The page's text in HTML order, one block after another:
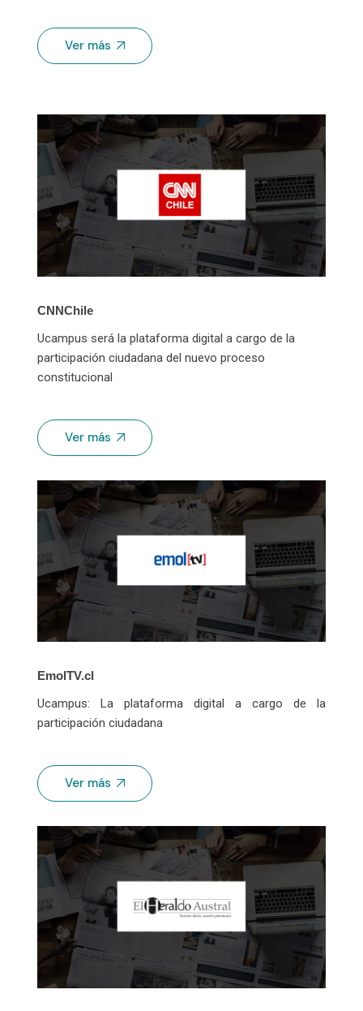
Ver más
CNNChile
Ucampus será la plataforma digital a cargo de la
participación ciudadana del nuevo proceso
constitucional
Ver más
EmolTV.cl
Ucampus: La plataforma digital a cargo de la
participación ciudadana
Ver más